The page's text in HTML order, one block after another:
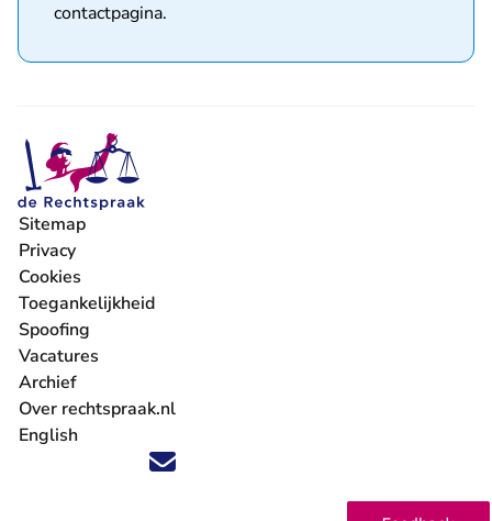
contactpagina.
Volg ons op X (Twitter) - U verlaat Rechtspraak.nl
Volg ons op Facebook - U verlaat Rechtspraak.nl
Volg ons op Instagram - U verlaat Rechtspraak.nl
Volg ons op Youtube - U verlaat Rechtspraak.nl
Volg ons op LinkedIn - U verlaat
'Blijf op de hoogte' nieuwsbrief - U verlaat
Sitemap
Privacy
Cookies
Toegankelijkheid
Spoofing
Vacatures
- U verlaat Rechtspraak.nl
Archief
Over rechtspraak.nl
English